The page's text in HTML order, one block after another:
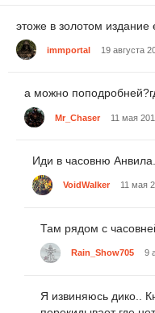
этоже в золотом издание
immportal 19 августа
а можно
Mr_Chaser 11 мая
Иди в часовню Анвила.
VoidWalker 11 мая
Там рядом с
Rain_Show705 9
Я извиняюсь дико..